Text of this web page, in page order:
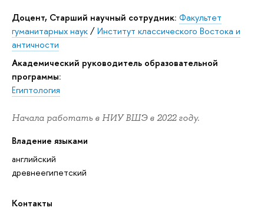
Доцент, Старший научный сотрудник: Факультет
гуманитарных наук/Институт классического Востока и
античности
Академический руководитель образовательной
программы:
Египтология
Начала работать в НИУ ВШЭ в 2022 году.
Владение языками
английский
древнеегипетский
Контакты